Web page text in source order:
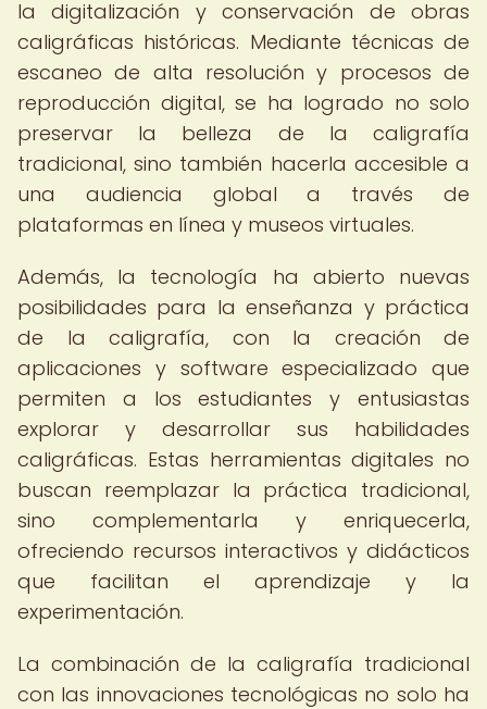
la digitalización y conservación de obras
caligráficas históricas. Mediante técnicas de
escaneo de alta resolución y procesos de
reproducción digital, se ha logrado no solo
preservar la belleza de la caligrafía
tradicional, sino también hacerla accesible a
una audiencia global a través de
plataformas en línea y museos virtuales.
Además, la tecnología ha abierto nuevas
posibilidades para la enseñanza y práctica
de la caligrafía, con la creación de
aplicaciones y software especializado que
permiten a los estudiantes y entusiastas
explorar y desarrollar sus habilidades
caligráficas. Estas herramientas digitales no
buscan reemplazar la práctica tradicional,
sino complementarla y enriquecerla,
ofreciendo recursos interactivos y didácticos
que facilitan el aprendizaje y la
experimentación.
La combinación de la caligrafía tradicional
con las innovaciones tecnológicas no solo ha